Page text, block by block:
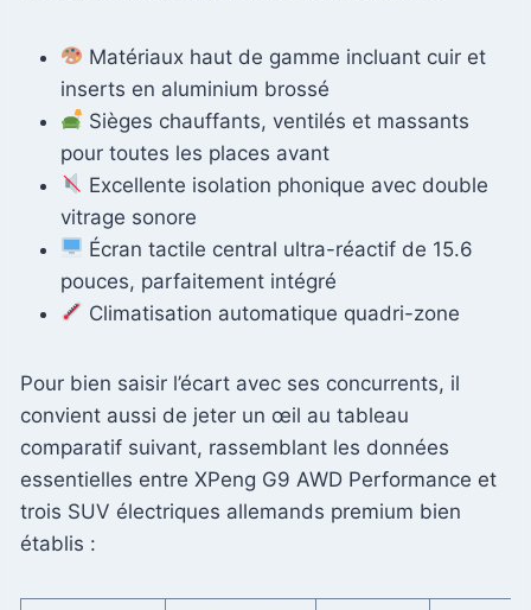
Matériaux haut de gamme incluant cuir et
inserts en aluminium brossé
Sièges chauffants, ventilés et massants
pour toutes les places avant
Excellente isolation phonique avec double
vitrage sonore
Écran tactile central ultra-réactif de 15.6
pouces, parfaitement intégré
Climatisation automatique quadri-zone
Pour bien saisir l’écart avec ses concurrents, il
convient aussi de jeter un œil au tableau
comparatif suivant, rassemblant les données
essentielles entre XPeng G9 AWD Performance et
trois SUV électriques allemands premium bien
établis :